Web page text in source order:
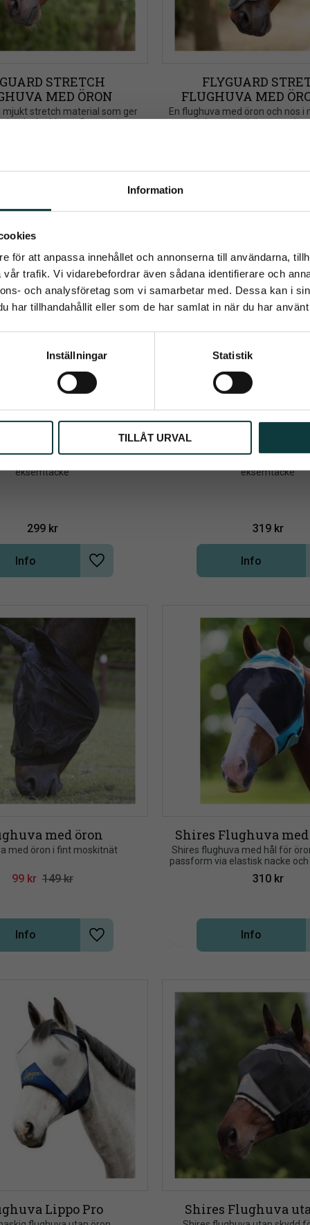
Information
för att anpassa innehållet och annonserna till användarna,
trafik. Vi vidarebefordrar även sådana identifierare och
och analysföretag som vi samarbetar med. Dessa kan i
har tillhandahållit eller som de har samlat in när du har
Inställningar Statistik
TILLÅT URVAL
STRETCH
MED ÖRON
mjukt stretch material som ger
skydd mot flugor och
Info
FLYGUARD
FLUGHUVA MED
NOS
​En flughuva med öron och nos i
material som ger hästen
Info
Karlslund Matti
eksemtäcke
299kr
Lägg till i önskelista
Info
Eksemhuva
eksemtäcke
319kr
Info
med öron
med öron i fint moskitnät
99kr 149kr
Lägg till i önskelista
Info
Shires Flughuva
Shires flughuva med hål för
passform via elastisk nacke och
runt ganascherna. Vadderad
risken för skav
310kr
Info
Lippo Pro Shires Flughuva
på Emmishopens
direkt i din inkorg
Prenumerera
behandlas i enlighet med vår